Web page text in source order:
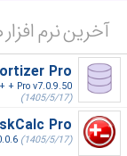
آخرین نرم
Pro
+ Pro v7.0.9.50
(1405/5/17)
Pro
(1405/5/17)